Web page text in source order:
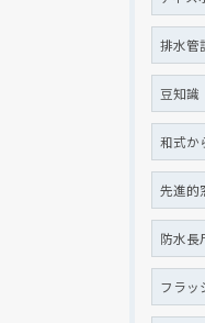
排水管
豆知識
和式か
先進的
防水長
フラッ